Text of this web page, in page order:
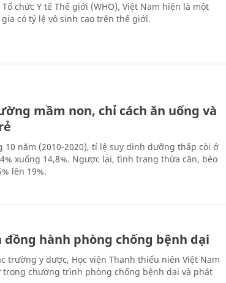
chức Y tế Thế giới (WHO), Việt Nam hiện là một
có tỷ lệ vô sinh cao trên thế giới.
mầm non, chỉ cách ăn uống và
10 năm (2010-2020), tỉ lệ suy dinh dưỡng thấp còi ở
xuống 14,8%. Ngược lại, tình trạng thừa cân, béo
lên 19%.
đồng hành phòng chống bệnh dại
trường y dược, Học viện Thanh thiếu niên Việt Nam
trong chương trình phòng chống bệnh dại và phát